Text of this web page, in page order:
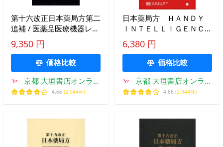
第十六改正日本薬局方第二
追補 / 医薬品医療機器レギ
ュラトリーサイエンス財団
／編集
9,350 円
価格比較
京都 大垣書店オンライ
ン
4.66 (2,944件)
日本薬局方 ＨＡＮＤＹ
ＩＮＴＥＬＬＩＧＥＮＣ
Ｅ 通則・生薬総則・製剤
総則＆一般試験法 / 平野
裕之 著
6,380 円
価格比較
京都 大垣書店オンライ
ン
4.66 (2,944件)